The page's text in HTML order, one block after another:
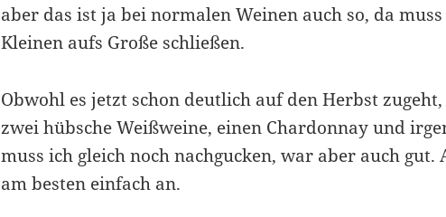
aber das ist ja bei normalen Weinen auch so, da
Kleinen aufs Große schließen.
Obwohl es jetzt schon deutlich auf den Herbst zugeht,
zwei hübsche Weißweine, einen Chardonnay und
muss ich gleich noch nachgucken, war aber auch gut.
am besten einfach an.